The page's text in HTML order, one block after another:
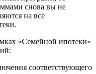
снова вы не
на все
«Семейной ипотеки»
соответствующего